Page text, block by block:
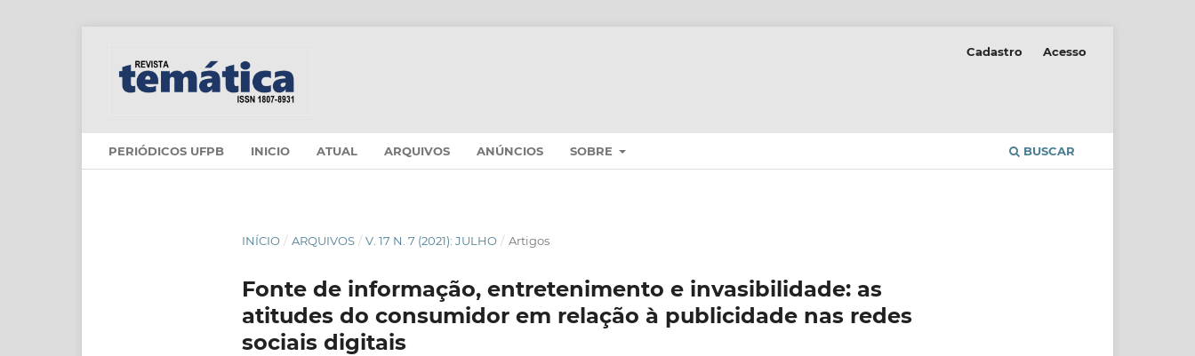
PERIÓDICOS UFPB INICIO ATUAL ARQUIVOS ANÚNCIOS SOBRE BUSCAR
Cadastro Acesso
INÍCIO / ARQUIVOS / V. 17 N. 7 (2021): JULHO / Artigos
Fonte de informação, entretenimento e invasibilidade: as
atitudes do consumidor em relação à publicidade nas redes
sociais digitais